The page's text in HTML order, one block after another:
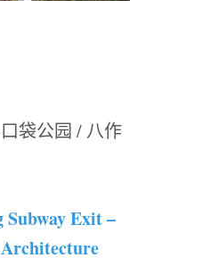
袋公园 / 八作
Exit –